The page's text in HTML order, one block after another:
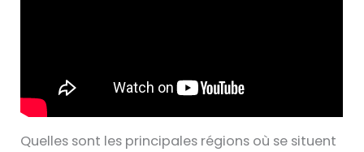
Quelles sont les principales régions où se situent